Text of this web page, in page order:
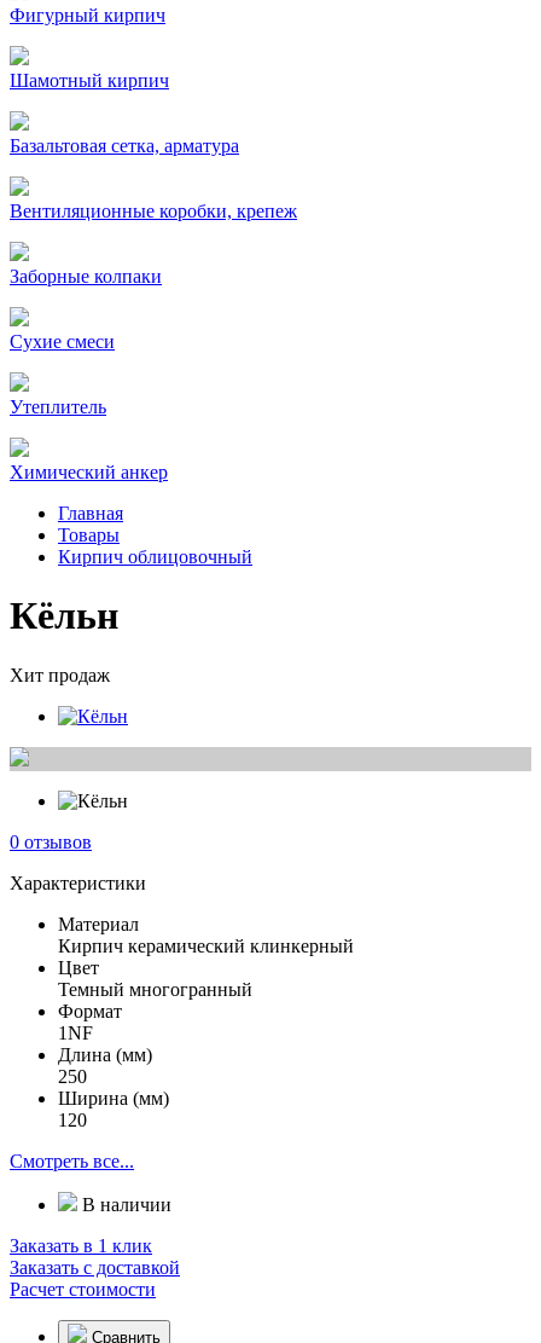
Фигурный кирпич
Шамотный кирпич
Базальтовая сетка, арматура
Вентиляционные коробки, крепеж
Заборные колпаки
Сухие смеси
Утеплитель
Химический анкер
Главная
Товары
Кирпич облицовочный
Кёльн
Хит продаж
0 отзывов
Характеристики
Материал
Кирпич керамический клинкерный
Цвет
Темный многогранный
Формат
1NF
Длина (мм)
250
Ширина (мм)
120
Смотреть все...
В наличии
Заказать в 1 клик
Заказать с доставкой
Расчет стоимости
Сравнить